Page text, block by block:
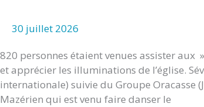
30 juillet 2026
820 personnes étaient venues assister aux
et apprécier les illuminations de l’église.
internationale) suivie du Groupe Oracasse
Mazérien qui est venu faire danser le